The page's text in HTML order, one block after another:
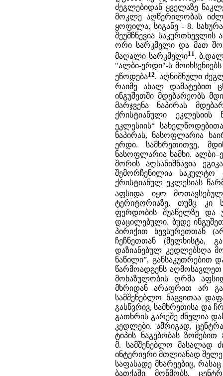
ძეგლებიდან ყველაზე
მოკლე აღწერილობას
ყოფილა, სიგანე - 8.
შეუმჩნევია
ორი სარკმელი და მათ
მაღალი სარკმელი11 .
"ალბი-ერდი"-ს
ეწოდება12. აღნიშნული
რაიმე ახალ დამატებით
ინგუშეთში მდებარეობს
მარჯვენა ნაპირას
ქრისტიანული ეკლესიის
ეკლესიის“
ნაპირას, ნასოფლარია
ერდი. სამხრეთითვე,
ნასოფლარია ხამხი.
შორის აღსანიშნავია
შემორჩენილია
ქრისტიანულ ეკლესიას
აფსიდა იყო
ტერიტორიაზე, თუმც კი
ფერდობის შუაწელზე და
დაცილებული. ბუდე
პირიქით ხევსურეთთან
ჩეჩნეთთან (მელხისტა,
დაზიანებულ კედლებსღა
ნაწილი”, განსაკუთრებით
წარმოადგენს
მოხაზულობის ღრმა
მხრიდან არაფრით არ
სამშენებლო ნაგვითაა
გასწვრივ, სამხრეთისა და
გათხრის გარეშე ძნელია
კედლები. ამრიგად,
ტიპის ნაგებობას
მ. სამშენებლო მასალად
ინტერიერი მთლიანად
საფასადე მხარეებიც,
ბათქაში მოწმობს.